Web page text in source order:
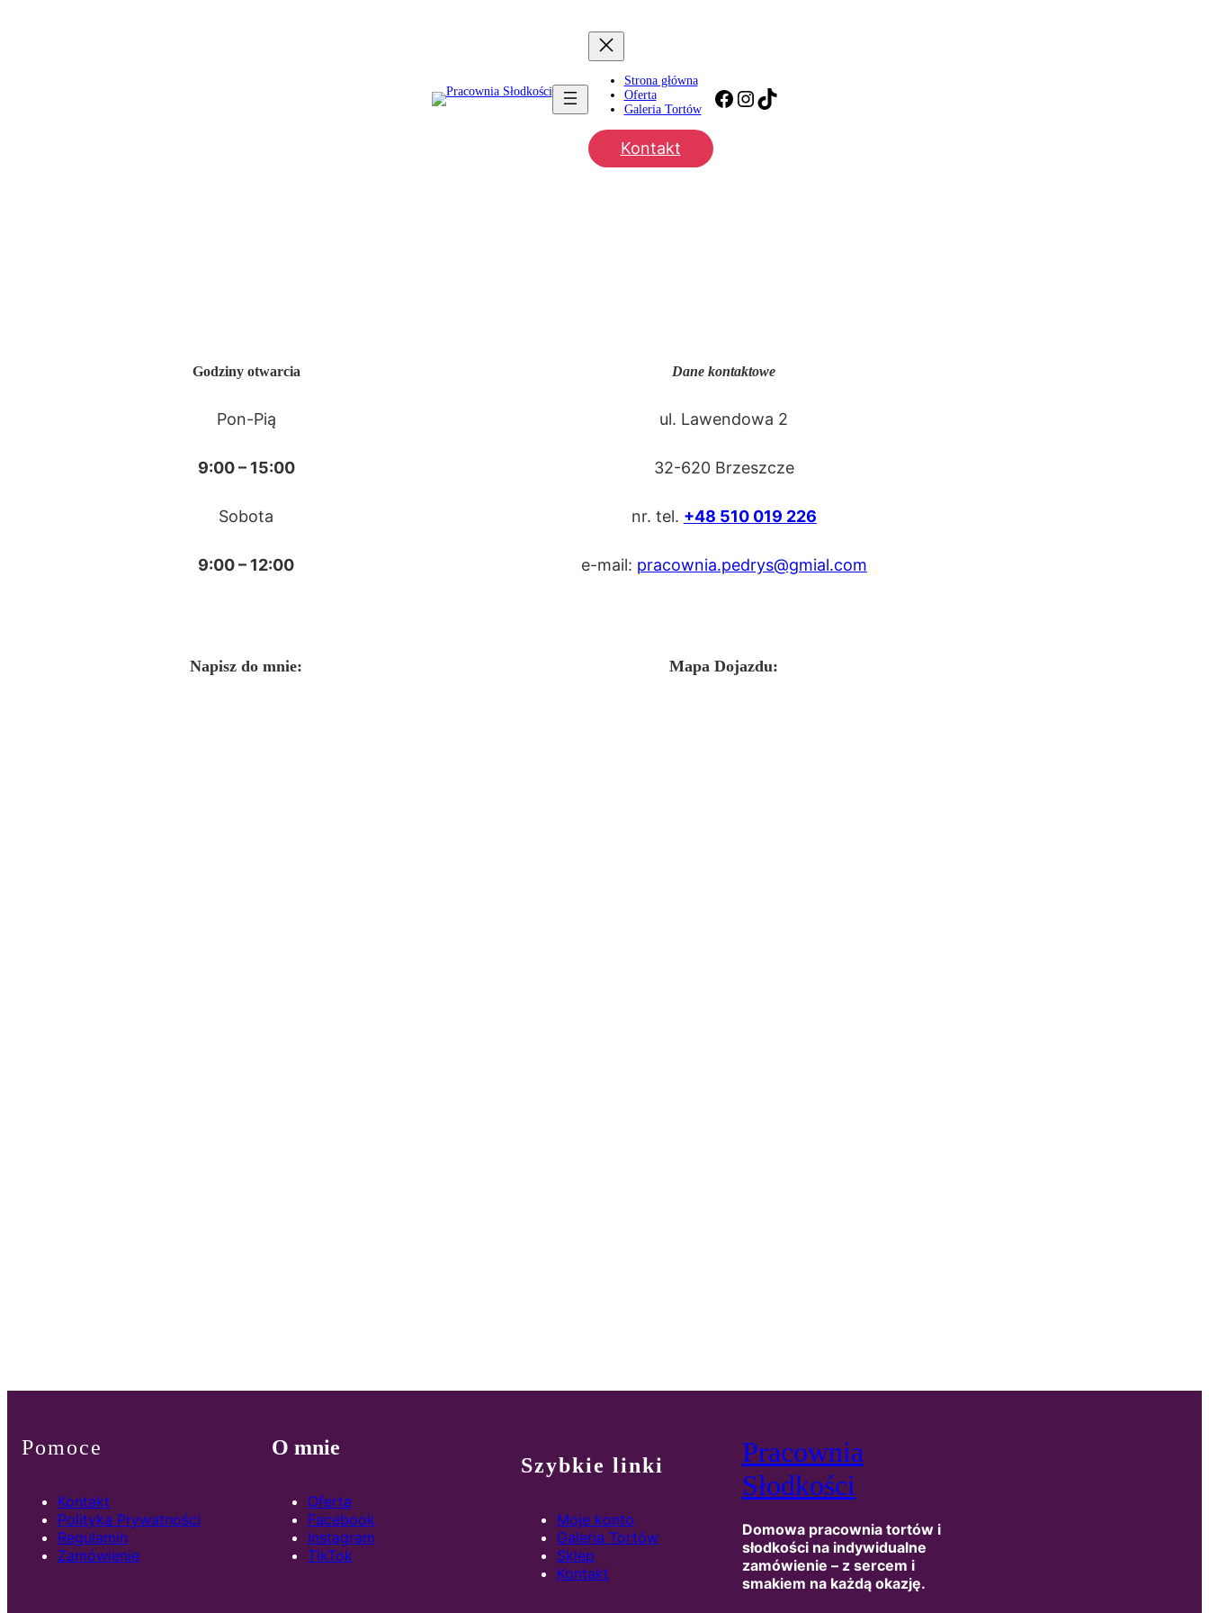
Strona główna
Oferta
Galeria Tortów
Kontakt
Facebook
Instagram
TikTok
Godziny otwarcia
Pon-Pią
9:00 – 15:00
Sobota
9:00 – 12:00
Dane kontaktowe
ul. Lawendowa 2
32-620 Brzeszcze
nr. tel. +48 510 019 226
e-mail: pracownia.pedrys@gmial.com
Napisz do mnie: Mapa Dojazdu:
Pomoce
Kontakt
Polityka Prywatności
Regulamin
Zamówienie
O mnie
Oferta
Facebook
Instagram
TikTok
Szybkie linki
Moje konto
Galeria Tortów
Sklep
Kontakt
Pracownia
Słodkości
Domowa pracownia tortów i
słodkości na indywidualne
zamówienie – z sercem i
smakiem na każdą okazję.